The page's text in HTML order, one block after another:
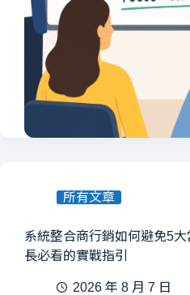
所有文章
系統整合商行銷如何避免5
長必看的實戰指引
2026 年 8 月 7 日